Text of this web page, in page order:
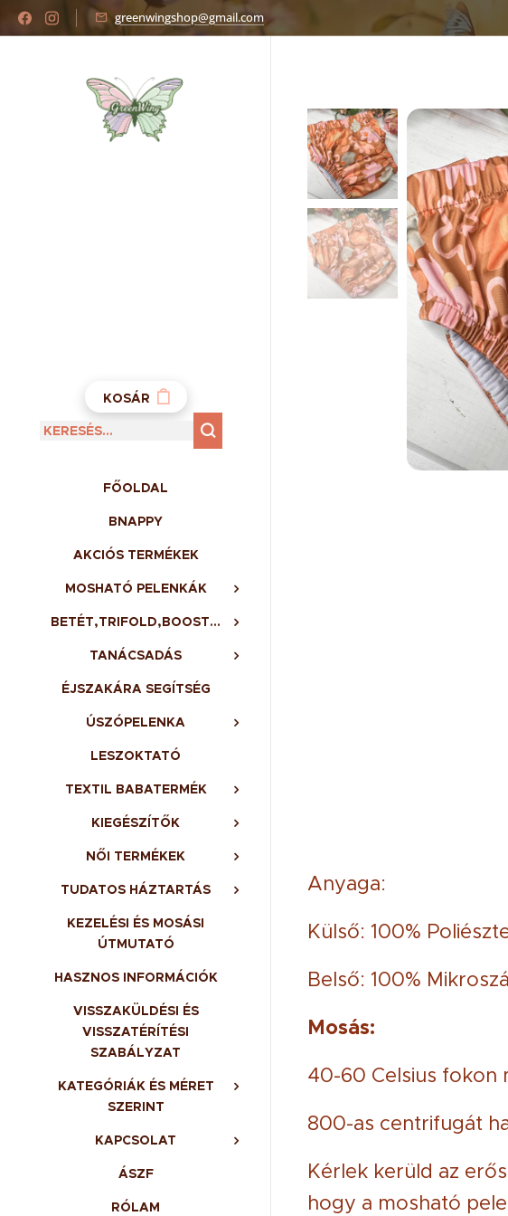
greenwingshop@gmail.com
KOSÁR
FŐOLDAL
BNAPPY
AKCIÓS TERMÉKEK
MOSHATÓ PELENKÁK
BETÉT,TRIFOLD,BOOSTER,BELSŐ
TANÁCSADÁS
ÉJSZAKÁRA SEGÍTSÉG
ÚSZÓPELENKA
LESZOKTATÓ
TEXTIL BABATERMÉK
KIEGÉSZÍTŐK
NŐI TERMÉKEK
TUDATOS HÁZTARTÁS
KEZELÉSI ÉS MOSÁSI
ÚTMUTATÓ
HASZNOS INFORMÁCIÓK
VISSZAKÜLDÉSI ÉS
VISSZATÉRÍTÉSI
SZABÁLYZAT
KATEGÓRIÁK ÉS MÉRET
SZERINT
KAPCSOLAT
ÁSZF
RÓLAM
Anyaga:
Külső: 100%
Belső: 100%
Mosás:
40-60 Celsius fokon
800-as centrifugát
Kérlek kerüld az
hogy a mosható